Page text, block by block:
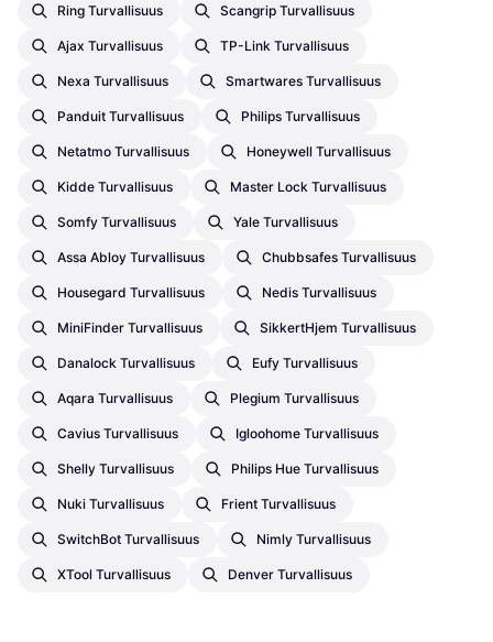
Ring Turvallisuus Scangrip Turvallisuus
Ajax Turvallisuus TP-Link Turvallisuus
Nexa Turvallisuus Smartwares Turvallisuus
Panduit Turvallisuus Philips Turvallisuus
Netatmo Turvallisuus Honeywell Turvallisuus
Kidde Turvallisuus Master Lock Turvallisuus
Somfy Turvallisuus Yale Turvallisuus
Assa Abloy Turvallisuus Chubbsafes Turvallisuus
Housegard Turvallisuus Nedis Turvallisuus
MiniFinder Turvallisuus SikkertHjem Turvallisuus
Danalock Turvallisuus Eufy Turvallisuus
Aqara Turvallisuus Plegium Turvallisuus
Cavius Turvallisuus Igloohome Turvallisuus
Shelly Turvallisuus Philips Hue Turvallisuus
Nuki Turvallisuus Frient Turvallisuus
SwitchBot Turvallisuus Nimly Turvallisuus
XTool Turvallisuus Denver Turvallisuus